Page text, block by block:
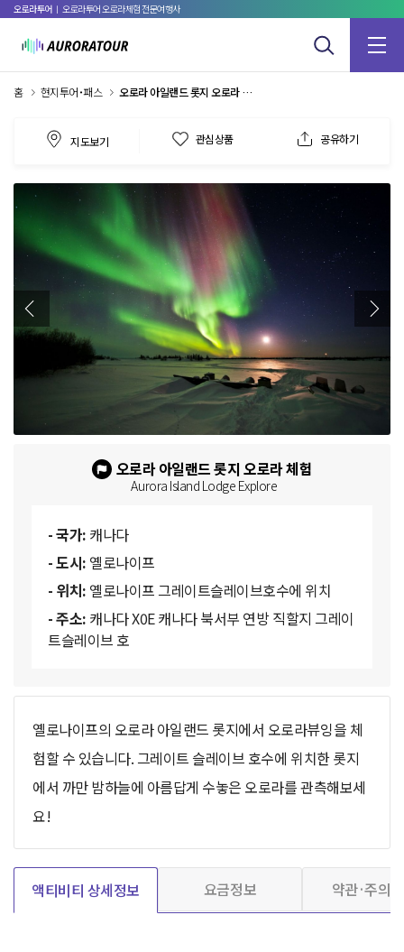
오로라투어 ㅣ 오로라투어 오로라체험 전문여행사
홈 현지투어˙패스 오로라 아일랜드 롯지 오로라 체험
지도보기 관심상품 공유하기
오로라 아일랜드 롯지 오로라 체험
Aurora Island Lodge Explore
- 국가: 캐나다
- 도시: 옐로나이프
- 위치: 옐로나이프 그레이트슬레이브호수에 위치
- 주소: 캐나다 X0E 캐나다 북서부 연방 직할지 그레이
트슬레이브 호
옐로나이프의 오로라 아일랜드 롯지에서 오로라뷰잉을 체
험할 수 있습니다. 그레이트 슬레이브 호수에 위치한 롯지
에서 까만 밤하늘에 아름답게 수놓은 오로라를 관측해보세
요!
액티비티 상세정보 요금정보 약관·주의